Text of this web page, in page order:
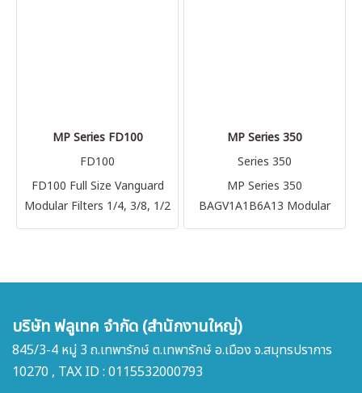
MP Series FD100
FD100
FD100 Full Size Vanguard
Modular Filters 1/4, 3/8, 1/2
and 3/4
MP Series 350
Series 350
MP Series 350
BAGV1A1B6A13 Modular
1/4, 3/8, 1/2
บริษัท ฟลูเทค จำกัด (สำนักงานใหญ่)
845/3-4 หมู่ 3 ถ.เทพารักษ์ ต.เทพารักษ์ อ.เมือง จ.สมุทรปราการ
10270 , TAX ID : 0115532000793